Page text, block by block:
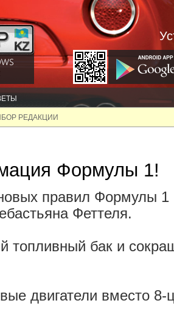
РЕДАКЦИИ
Формулы 1!
правил Формулы 1
Феттеля.
топливный бак и
двигатели вместо 8-